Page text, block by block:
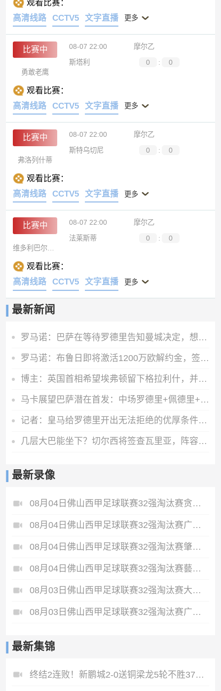
观看比赛：
高清线路
CCTV5 文字直播 更多
比赛中 08-07 22:00
摩尔乙
斯塔利
0 :
0
勇敢老鹰
观看比赛：
高清线路
CCTV5 文字直播 更多
比赛中 08-07 22:00
摩尔乙
斯特乌切尼
0 :
0
弗洛列什蒂
观看比赛：
高清线路
CCTV5 文字直播 更多
比赛中 08-07 22:00
摩尔乙
法莱斯蒂
0 :
0
观看比赛：
高清线路
CCTV5 文字直播 更多
最新新闻
罗马诺：巴萨在等待罗德里告知曼城决定，想尽量快速推进以防意外
罗马诺：布鲁日即将激活1200万欧解约金，签下马略卡前锋比尔希利
博主：英国首相希望埃弗顿留下格拉利什，并在今夏签下一名右后卫
马卡展望巴萨潜在首发：中场罗德里+佩德里+奥尔莫 阿德耶米中锋
记者：皇马给罗德里开出无法拒绝的优厚条件，但罗德里选了另一边
几层大巴能坐下？切尔西将签查瓦里亚，阵容超40人＆新赛季无欧战
最新录像
08月04日佛山西甲足球联赛32强淘汰赛贪玩游戏VS美的薪火全场录像
08月04日佛山西甲足球联赛32强淘汰赛广东西南建设VS香港圣徒全场录像
08月04日佛山西甲足球联赛32强淘汰赛肇庆恒骏成VS三七互娱全场录像
08月04日佛山西甲足球联赛32强淘汰赛藝品高國際VS湛江狂狼·粵辉能源全场录像
08月03日佛山西甲足球联赛32强淘汰赛大塘控股VS茂名市点都得全场录像
08月03日佛山西甲足球联赛32强淘汰赛广东凤铝VS湛江八部科技全场录像
最新集锦
终结2连败！新鹏城2-0送铜梁龙5轮不胜37岁姜至鹏破门韦斯利建功